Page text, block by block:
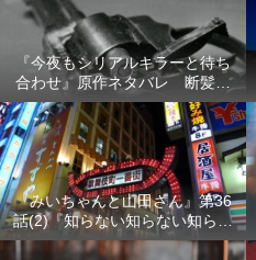
『今夜もシリアルキラーと待ち
合わせ』原作ネタバレ 断髪オ
ブジェ殺人事件 犯人の正体や
結末を解説
『みいちゃんと山田さん』第36
話(2)『知らない知らない知らな
い』最新話 ネタバレ 犯人確